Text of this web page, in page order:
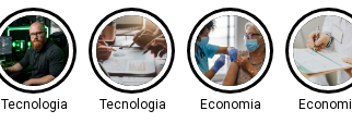
Tecnologia Tecnologia Economia